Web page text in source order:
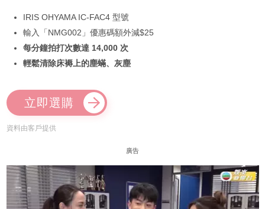
IRIS OHYAMA IC-FAC4 型號
輸入「NMG002」優惠碼額外減$25
每分鐘拍打次數達 14,000 次
輕鬆清除床褥上的塵蟎、灰塵
立即選購
資料由客戶提供
廣告